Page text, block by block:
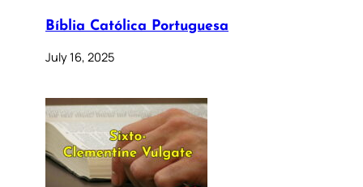
Bíblia Católica Portuguesa
July 16, 2025